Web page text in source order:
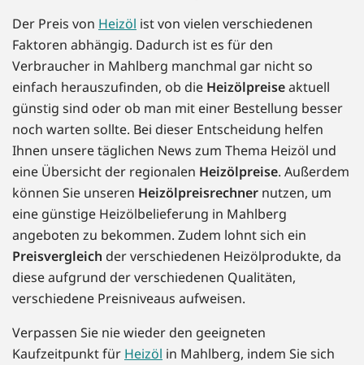
Der Preis von Heizöl ist von vielen verschiedenen
Faktoren abhängig. Dadurch ist es für den
Verbraucher in Mahlberg manchmal gar nicht so
einfach herauszufinden, ob die Heizölpreiseaktuell
günstig sind oder ob man mit einer Bestellung besser
noch warten sollte. Bei dieser Entscheidung helfen
Ihnen unsere täglichen News zum Thema Heizöl und
eine Übersicht der regionalen Heizölpreise. Außerdem
können Sie unseren Heizölpreisrechner nutzen, um
eine günstige Heizölbelieferung in Mahlberg
angeboten zu bekommen. Zudem lohnt sich ein
Preisvergleich der verschiedenen Heizölprodukte, da
diese aufgrund der verschiedenen Qualitäten,
verschiedene Preisniveaus aufweisen.
Verpassen Sie nie wieder den geeigneten
Kaufzeitpunkt für Heizöl in Mahlberg, indem Sie sich